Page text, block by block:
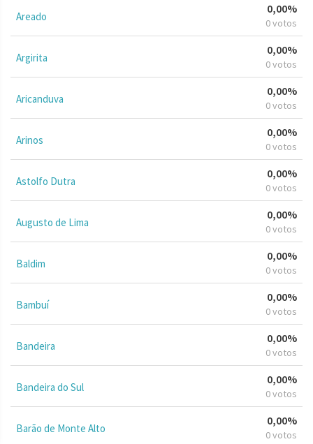
Areado
0,00%
0 votos
Argirita
0,00%
0 votos
Aricanduva
0,00%
0 votos
Arinos
0,00%
0 votos
Astolfo Dutra
0,00%
0 votos
Augusto de Lima
0,00%
0 votos
Baldim
0,00%
0 votos
Bambuí
0,00%
0 votos
Bandeira
0,00%
0 votos
Bandeira do Sul
0,00%
0 votos
Barão de Monte Alto
0,00%
0 votos